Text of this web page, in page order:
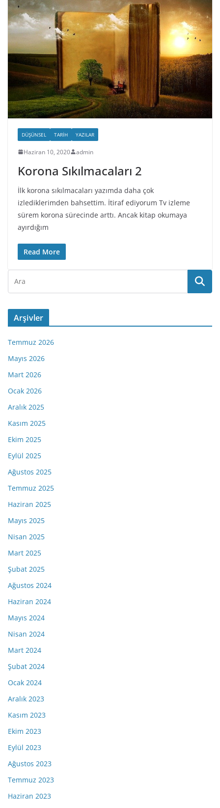
DÜŞÜNSEL TARIH YAZILAR
Haziran 10, 2020 admin
Korona Sıkılmacaları 2
İlk korona sıkılmacaları yazımda daha çok
izlediklerimden bahsettim. İtiraf ediyorum Tv izleme
sürem korona sürecinde arttı. Ancak kitap okumaya
ayırdığım
Read More
Arşivler
Temmuz 2026
Mayıs 2026
Mart 2026
Ocak 2026
Aralık 2025
Kasım 2025
Ekim 2025
Eylül 2025
Ağustos 2025
Temmuz 2025
Haziran 2025
Mayıs 2025
Nisan 2025
Mart 2025
Şubat 2025
Ağustos 2024
Haziran 2024
Mayıs 2024
Nisan 2024
Mart 2024
Şubat 2024
Ocak 2024
Aralık 2023
Kasım 2023
Ekim 2023
Eylül 2023
Ağustos 2023
Temmuz 2023
Haziran 2023